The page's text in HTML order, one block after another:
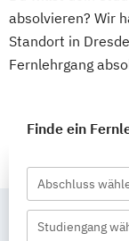
absolvieren? Wir
Standort in
Fernlehrgang
Finde ein
Abschluss
Studiengang